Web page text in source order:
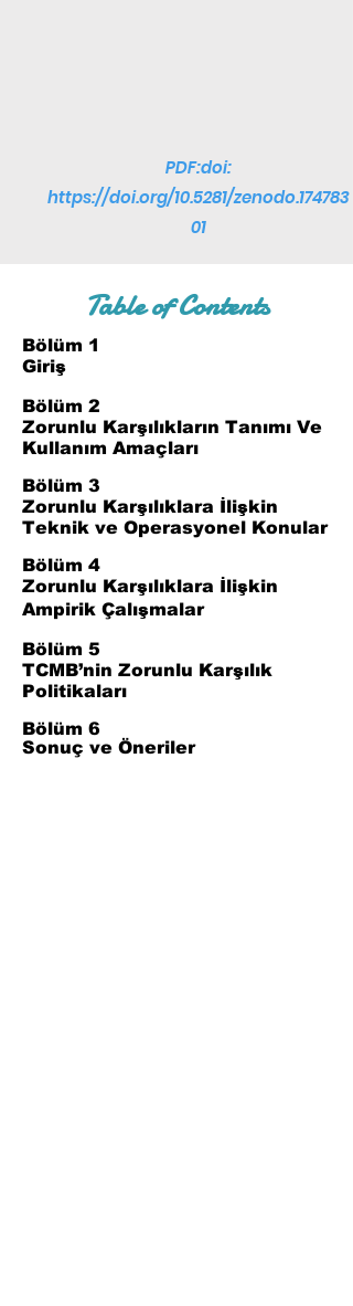
PDF:doi:
https://doi.org/10.5281/zenodo.174783
01
Table of Contents
Bölüm 1
Giriş
Bölüm 2
Zorunlu Karşılıkların Tanımı Ve
Kullanım Amaçları
Bölüm 3
Zorunlu Karşılıklara İlişkin
Teknik ve Operasyonel Konular
Bölüm 4
Zorunlu Karşılıklara İlişkin
Ampirik Çalışmalar
Bölüm 5
TCMB’nin Zorunlu Karşılık
Politikaları
Bölüm 6
Sonuç ve Öneriler